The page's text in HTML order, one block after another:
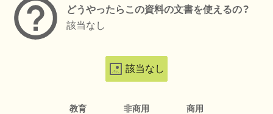
どうやったらこの資料の文書を使えるの？
該当なし
該当なし
教育 非商用 商用